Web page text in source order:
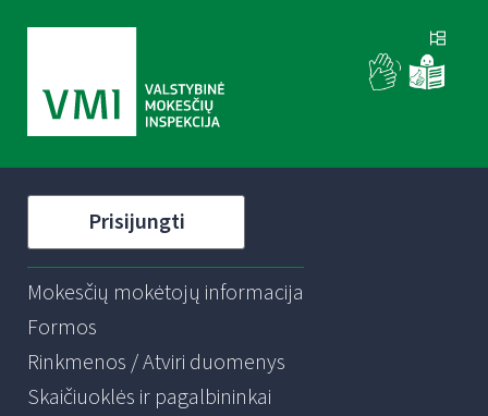
Prisijungti
Mokesčių mokėtojų informacija
Formos
Rinkmenos / Atviri duomenys
Skaičiuoklės ir pagalbininkai